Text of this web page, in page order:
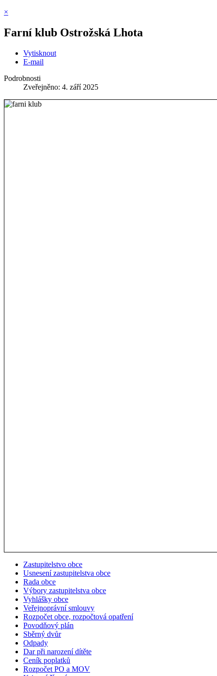
×
Farní klub Ostrožská Lhota
Vytisknout
E-mail
Podrobnosti
Zveřejněno: 4. září 2025
Zastupitelstvo obce
Usnesení zastupitelstva obce
Rada obce
Výbory zastupitelstva obce
Vyhlášky obce
Veřejnoprávní smlouvy
Rozpočet obce, rozpočtová opatření
Povodňový plán
Sběrný dvůr
Odpady
Dar při narození dítěte
Ceník poplatků
Rozpočet PO a MOV